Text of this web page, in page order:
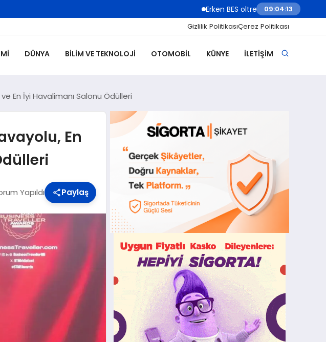
Erken BES oltre 2 milioni di under 18: il
09:04:15
Gizlilik PolitikasıÇerez Politikası
DÜNYA BILIM VE TEKNOLOJI OTOMOBIL KÜNYE İLETIŞIM
En İyi Havalimanı Salonu Ödülleri
En
Yapıldı Paylaş